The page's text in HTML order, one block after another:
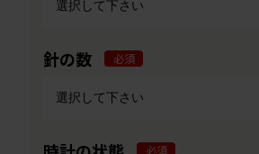
針の数 必須
必須